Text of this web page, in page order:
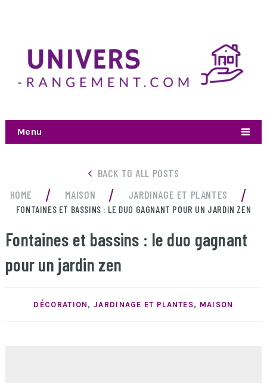
Menu
BACK TO ALL POSTS
HOME
/ MAISON / JARDINAGE ET PLANTES /
FONTAINES ET BASSINS : LE DUO GAGNANT POUR UN JARDIN ZEN
Fontaines et bassins : le duo gagnant
pour un jardin zen
DÉCORATION , JARDINAGE ET PLANTES, MAISON